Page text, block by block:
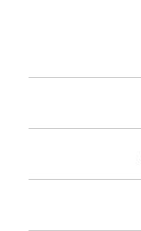
principal